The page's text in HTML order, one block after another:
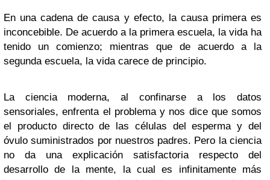
En una cadena de causa y efecto, la causa primera es
inconcebible. De acuerdo a la primera escuela, la vida ha
tenido un comienzo; mientras que de acuerdo a la
segunda escuela, la vida carece de principio.
La ciencia moderna, al confinarse a los datos
sensoriales, enfrenta el problema y nos dice que somos
el producto directo de las células del esperma y del
óvulo suministrados por nuestros padres. Pero la ciencia
no da una explicación satisfactoria respecto del
desarrollo de la mente, la cual es infinitamente más